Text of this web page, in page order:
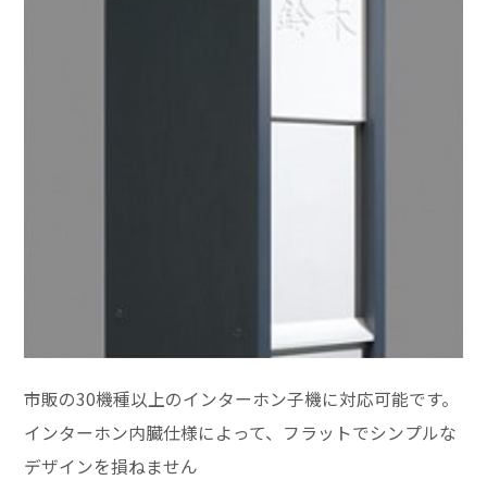
市販の30機種以上のインターホン子機に対応可能です。
インターホン内臓仕様によって、フラットでシンプルな
デザインを損ねません